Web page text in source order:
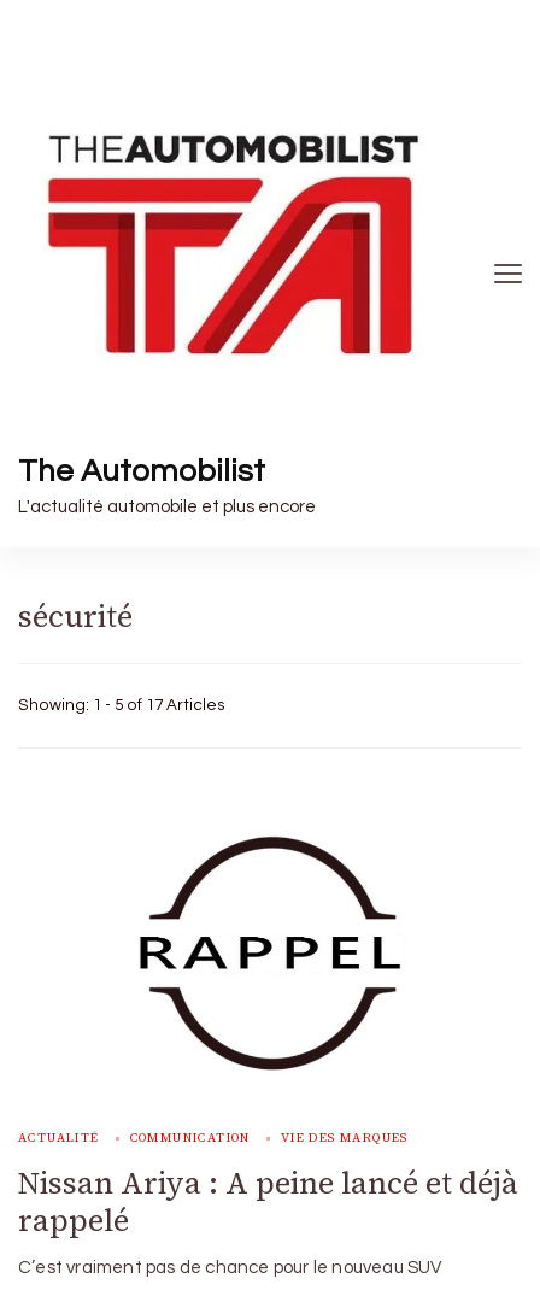
The Automobilist
L'actualité automobile et plus encore
sécurité
Showing: 1 - 5 of 17 Articles
ACTUALITÉ COMMUNICATION VIE DES MARQUES
Nissan Ariya : A peine lancé et déjà
rappelé
C’est vraiment pas de chance pour le nouveau SUV